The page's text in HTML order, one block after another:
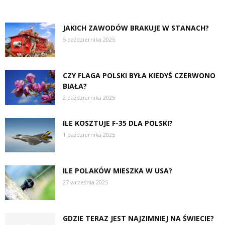
JAKICH ZAWODÓW BRAKUJE W STANACH?
5 października 2025
CZY FLAGA POLSKI BYŁA KIEDYŚ CZERWONO
BIAŁA?
2 października 2025
ILE KOSZTUJE F-35 DLA POLSKI?
1 października 2025
ILE POLAKÓW MIESZKA W USA?
27 września 2025
GDZIE TERAZ JEST NAJZIMNIEJ NA ŚWIECIE?